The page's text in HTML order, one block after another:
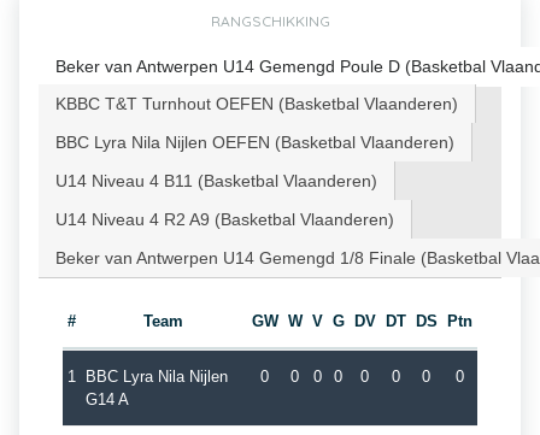
RANGSCHIKKING
Beker van Antwerpen U14 Gemengd Poule D (Basketbal
KBBC T&T Turnhout OEFEN (Basketbal Vlaanderen)
BBC Lyra Nila Nijlen OEFEN (Basketbal Vlaanderen)
U14 Niveau 4 B11 (Basketbal Vlaanderen)
U14 Niveau 4 R2 A9 (Basketbal Vlaanderen)
Beker van Antwerpen U14 Gemengd 1/8 Finale (Basketbal
# Team GW W V G DV DT DS Ptn
1
BBC Lyra Nila Nijlen
G14 A
0 0 0 0 0 0 0 0